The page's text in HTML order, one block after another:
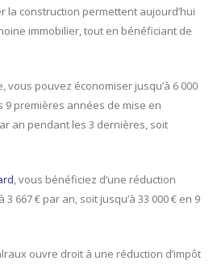
la construction permettent aujourd’hui
immobilier, tout en bénéficiant de
vous pouvez économiser jusqu’à 6 000
9 premières années de mise en
an pendant les 3 dernières, soit
, vous bénéficiez d’une réduction
3 667 € par an, soit jusqu’à 33 000 € en 9
ouvre droit à une réduction d’impôt